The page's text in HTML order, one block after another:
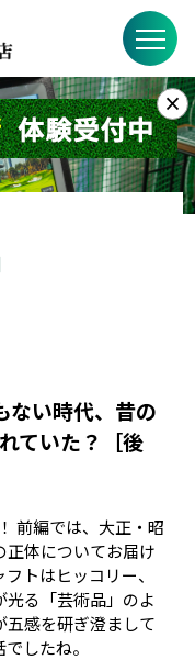
ない時代、昔の
ていた？［後
前編では、大正・昭
体についてお届け
トはヒッコリー、
る「芸術品」のよ
五感を研ぎ澄まして
したね。
×